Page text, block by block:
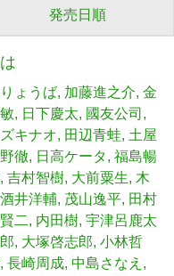
発売日順
ょうば 加藤進之介 金
日下慶太
國友公司
キナオ 田辺青蛙 土屋
徹 日高ケータ 福島暢
吉村智樹 大前粟生 木
酒井洋輔 茂山逸平 田村
二 内田樹 宇津呂鹿太
大塚啓志郎 小林哲
長崎周成 中島さなえ